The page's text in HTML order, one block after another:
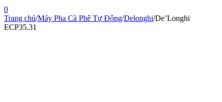
0
Trang chủ/Máy Pha Cà Phê Tự Động/Delonghi/De’Longhi
ECP35.31